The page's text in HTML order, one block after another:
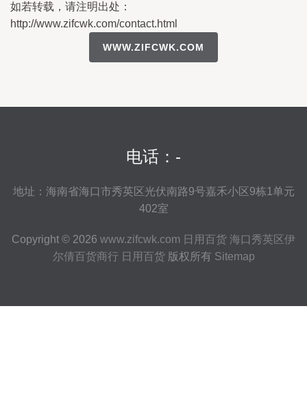
如若转载，请注明出处：
http://www.zifcwk.com/contact.html
WWW.ZIFCWK.COM
电话：-
地址：海南省海口市秀英区光伏南路9号嘉禾小区9栋1单元
402室
Copyright © 2026 www.zifcwk.com 日用百货 海口秀英区伊
尔倩百货商行 日用百货版权所有 Sitemap